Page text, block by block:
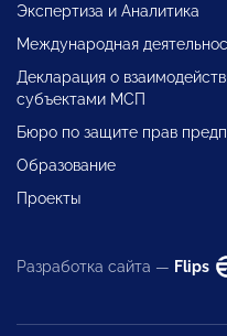
Экспертиза и Аналитика
Международная
Декларация о
субъектами МСП
Бюро по защите прав
Образование
Проекты
Разработка сайта — Flips